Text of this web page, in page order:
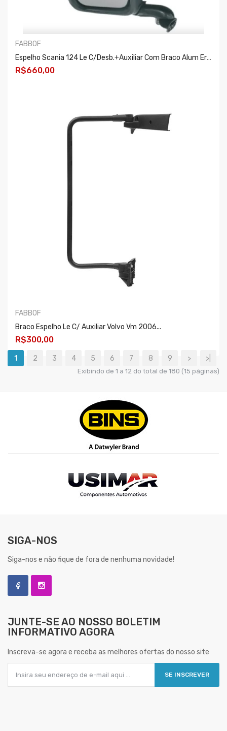
FABBOF
Espelho Scania 124 Le C/desb.+auxiliar Com Braco Alum Er246
R$660,00
FABBOF
Braco Espelho Le C/ Auxiliar Volvo Vm 2006...
R$300,00
COMPRAR
1 2 3 4 5 6 7 8 9 > >|
Exibindo de 1 a 12 do total de 180 (15 páginas)
SIGA-NOS
Siga-nos e não fique de fora de nenhuma novidade!
JUNTE-SE AO NOSSO BOLETIM
INFORMATIVO AGORA
Inscreva-se agora e receba as melhores ofertas do nosso site
SE INSCREVER